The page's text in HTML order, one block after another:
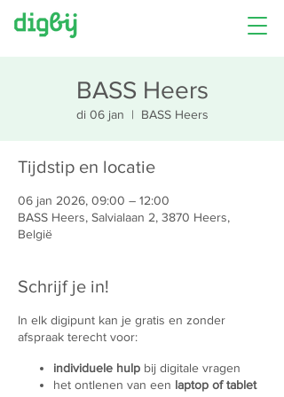
BASS Heers
di 06 jan
  |
BASS Heers
Tijdstip en locatie
06 jan 2026, 09:00 – 12:00
BASS Heers, Salvialaan 2, 3870 Heers,
België
Schrijf je in!
In elk digipunt kan je gratis en zonder
afspraak terecht voor:
individuele hulp bij digitale vragen
het ontlenen van een laptop of tablet